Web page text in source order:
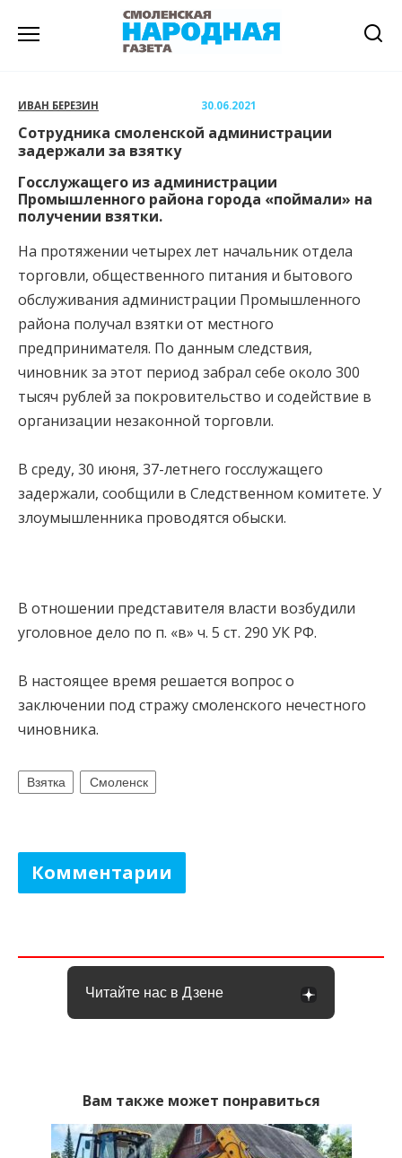
ИВАН БЕРЕЗИН 30.06.2021
Сотрудника смоленской администрации
задержали за взятку
Госслужащего из администрации
Промышленного района города «поймали» на
получении взятки.
На протяжении четырех лет начальник отдела
торговли, общественного питания и бытового
обслуживания администрации Промышленного
района получал взятки от местного
предпринимателя. По данным следствия,
чиновник за этот период забрал себе около 300
тысяч рублей за покровительство и содействие в
организации незаконной торговли.
В среду, 30 июня, 37-летнего госслужащего
задержали, сообщили в Следственном комитете. У
злоумышленника проводятся обыски.
В отношении представителя власти возбудили
уголовное дело по п. «в» ч. 5 ст. 290 УК РФ.
В настоящее время решается вопрос о
заключении под стражу смоленского нечестного
чиновника.
Взятка Смоленск
Комментарии
Читайте нас в Дзене
Вам также может понравиться